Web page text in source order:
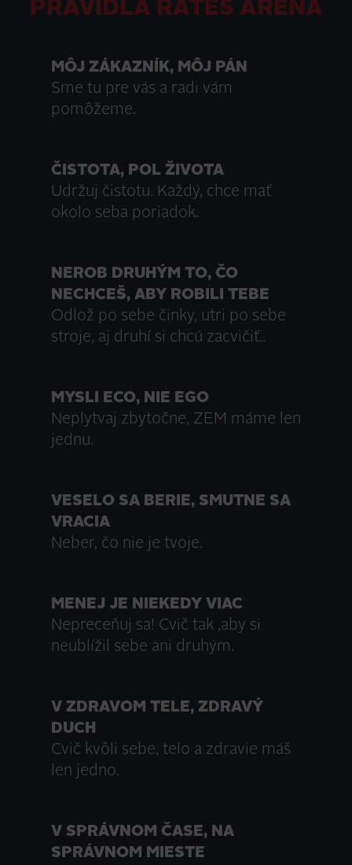
PRAVIDLÁ RATES ARENA
MÔJ ZÁKAZNÍK, MÔJ PÁN
Sme tu pre vás a radi vám
pomôžeme.
ČISTOTA, POL ŽIVOTA
Udržuj čistotu. Každý, chce mať
okolo seba poriadok.
NEROB DRUHÝM TO, ČO
NECHCEŠ, ABY ROBILI TEBE
Odlož po sebe činky, utri po sebe
stroje, aj druhí si chcú zacvičiť..
MYSLI ECO, NIE EGO
Neplytvaj zbytočne, ZEM máme len
jednu.
VESELO SA BERIE, SMUTNE SA
VRACIA
Neber, čo nie je tvoje.
MENEJ JE NIEKEDY VIAC
Nepreceňuj sa! Cvič tak ,aby si
neublížil sebe ani druhým.
V ZDRAVOM TELE, ZDRAVÝ
DUCH
Cvič kvôli sebe, telo a zdravie máš
len jedno.
V SPRÁVNOM ČASE, NA
SPRÁVNOM MIESTE